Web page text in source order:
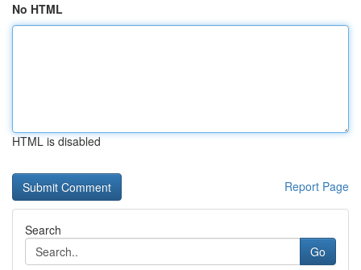
No HTML
HTML is disabled
Report Page
Search
Go